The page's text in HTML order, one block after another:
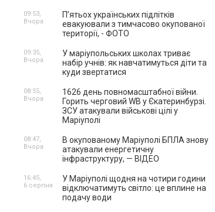
П’ятьох українських підлітків
евакуювали з тимчасово окупованої
території, - ФОТО
09:53,
Вчора
У маріупольських школах триває
набір учнів: як навчатимуться діти та
куди звертатися
09:35,
Вчора
1626 день повномасштабної війни.
Горить черговий WB у Єкатеринбурзі.
ЗСУ атакували військові цілі у
Маріуполі
08:55,
Вчора
В окупованому Маріуполі БПЛА знову
атакували енергетичну
інфраструктуру, — ВІДЕО
08:47,
Вчора
У Маріуполі щодня на чотири години
відключатимуть світло: це вплине на
подачу води
16:45,
6 серпня